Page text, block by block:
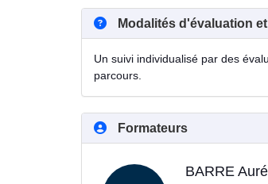
Modalités d'évaluation
Un suivi individualisé par des
parcours.
Formateurs
BARRE